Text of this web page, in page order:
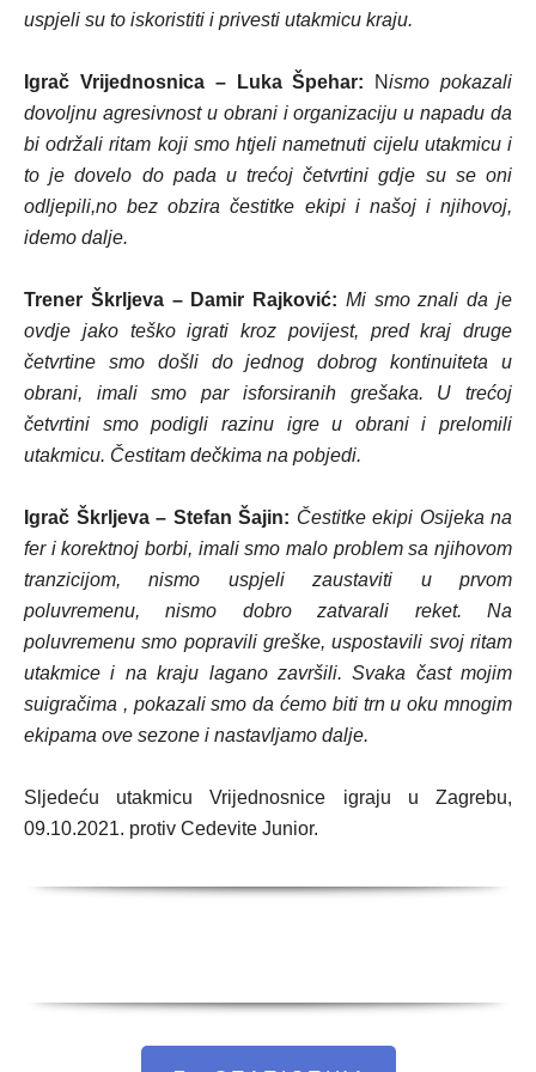
uspjeli su to iskoristiti i privesti utakmicu kraju.
Igrač Vrijednosnica – Luka Špehar: Nismo pokazali
dovoljnu agresivnost u obrani i organizaciju u napadu da
bi održali ritam koji smo htjeli nametnuti cijelu utakmicu i
to je dovelo do pada u trećoj četvrtini gdje su se oni
odljepili,no bez obzira čestitke ekipi i našoj i njihovoj,
idemo dalje.
Trener Škrljeva – Damir Rajković: Mi smo znali da je
ovdje jako teško igrati kroz povijest, pred kraj druge
četvrtine smo došli do jednog dobrog kontinuiteta u
obrani, imali smo par isforsiranih grešaka. U trećoj
četvrtini smo podigli razinu igre u obrani i prelomili
utakmicu. Čestitam dečkima na pobjedi.
Igrač Škrljeva – Stefan Šajin: Čestitke ekipi Osijeka na
fer i korektnoj borbi, imali smo malo problem sa njihovom
tranzicijom, nismo uspjeli zaustaviti u prvom
poluvremenu, nismo dobro zatvarali reket. Na
poluvremenu smo popravili greške, uspostavili svoj ritam
utakmice i na kraju lagano završili. Svaka čast mojim
suigračima , pokazali smo da ćemo biti trn u oku mnogim
ekipama ove sezone i nastavljamo dalje.
Sljedeću utakmicu Vrijednosnice igraju u Zagrebu,
09.10.2021. protiv Cedevite Junior.